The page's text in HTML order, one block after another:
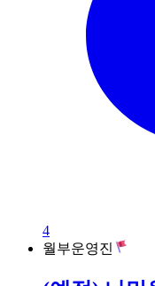
4
월부운영진